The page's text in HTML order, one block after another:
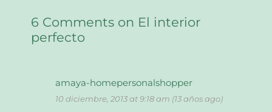
6 Comments on El interior
perfecto
amaya-homepersonalshopper
10 diciembre, 2013 at 9:18 am (13 años ago)